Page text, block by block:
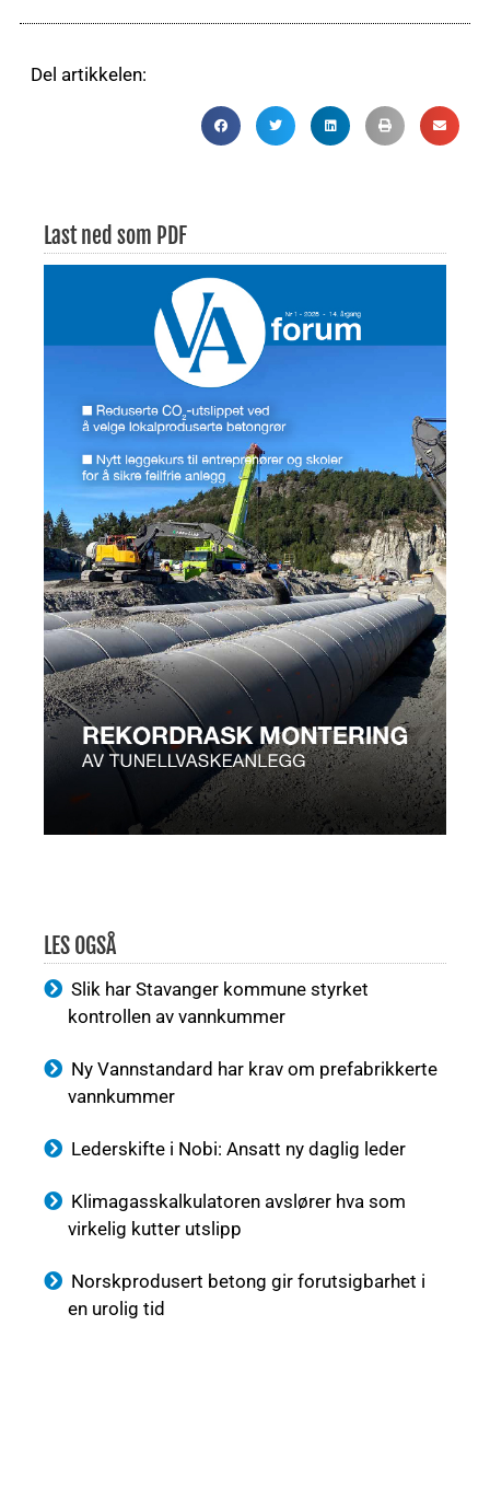
Del artikkelen:
Last ned som PDF
LES OGSÅ
Slik har Stavanger kommune styrket
kontrollen av vannkummer
Ny Vannstandard har krav om prefabrikkerte
vannkummer
Lederskifte i Nobi: Ansatt ny daglig leder
Klimagasskalkulatoren avslører hva som
virkelig kutter utslipp
Norskprodusert betong gir forutsigbarhet i
en urolig tid